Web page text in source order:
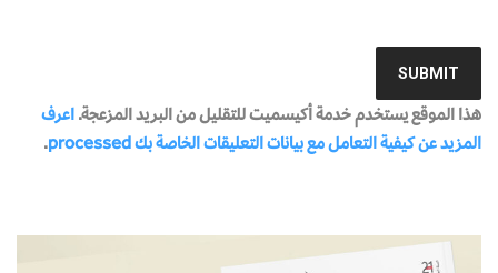
هذا الموقع يستخدم خدمة أكيسميت للتقليل من البريد المزعجة. اعرف
المزيد عن كيفية التعامل مع بيانات التعليقات الخاصة بك processed
.